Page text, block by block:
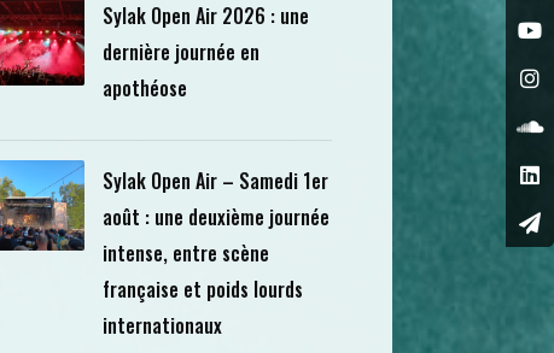
Sylak Open Air 2026 : une
dernière journée en
apothéose
Sylak Open Air – Samedi 1er
août : une deuxième journée
intense, entre scène
française et poids lourds
internationaux